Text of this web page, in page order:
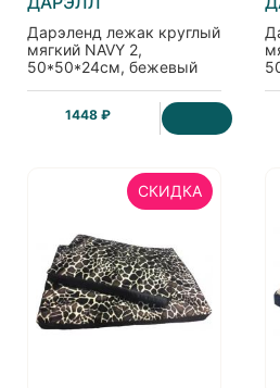
Дарэленд лежак круглый
мягкий NAVY 2,
50*50*24см, бежевый
1448 ₽
СКИДКА